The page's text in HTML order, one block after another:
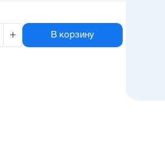
+ В корзину